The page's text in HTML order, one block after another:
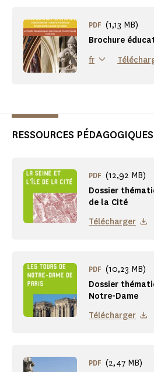
Brochure
PDF (1,13 MB)
fr
RESSOURCES PÉDAGOGIQUES
Dossier
de la Cité
PDF (12,92 MB)
Télécharger
Dossier
Notre-Dame
PDF (10,23 MB)
Télécharger
PDF (2,47 MB)